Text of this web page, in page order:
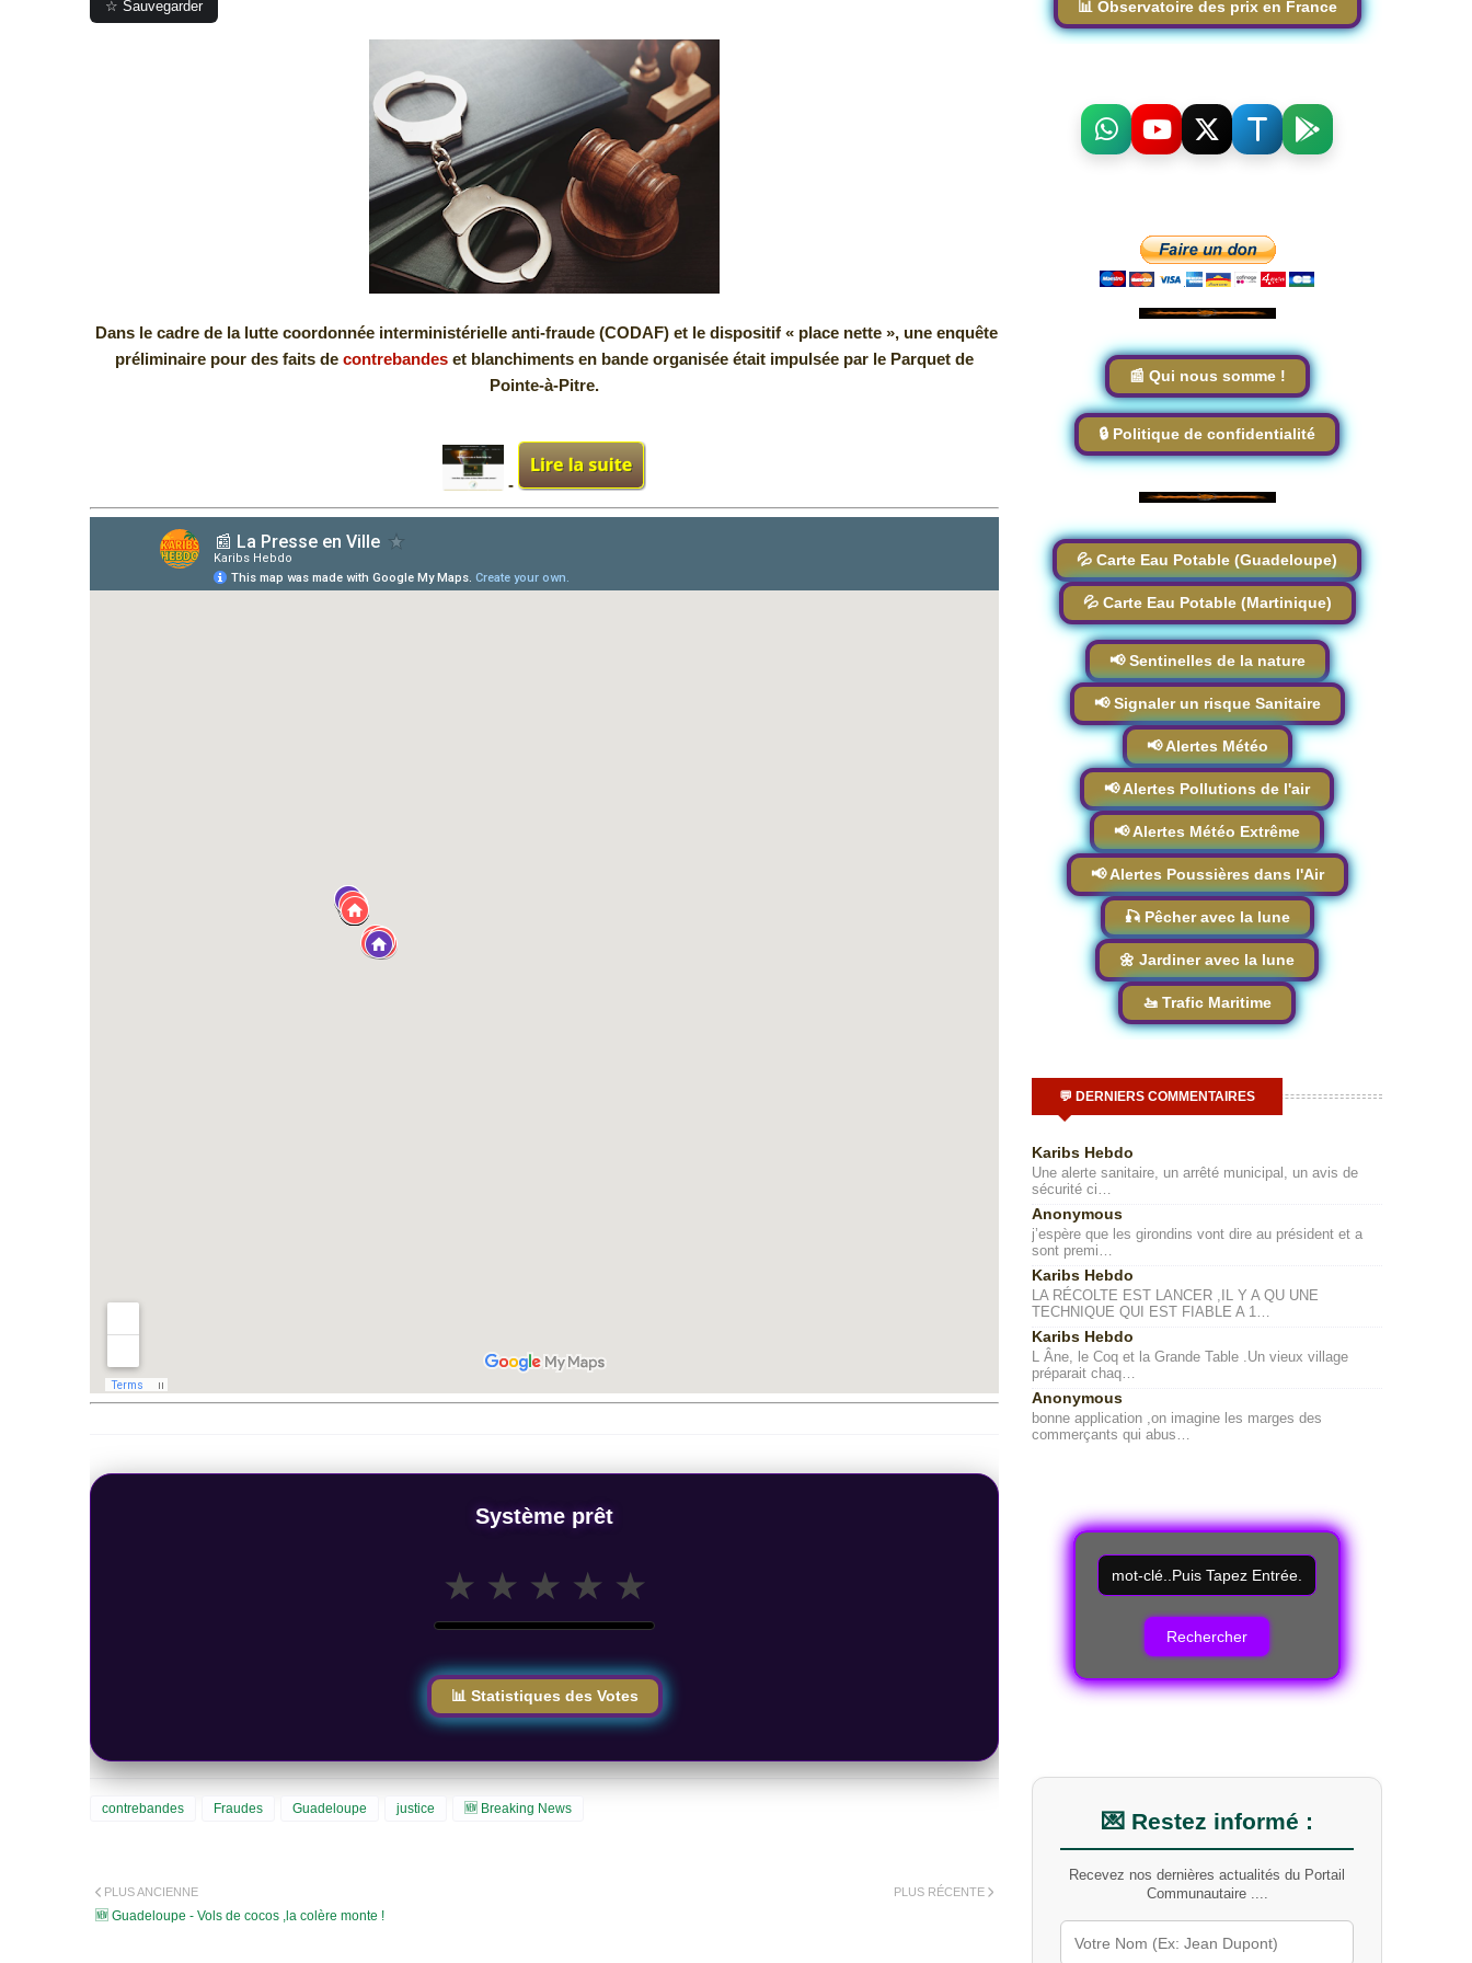
☆ Sauvegarder
Dans le cadre de la lutte coordonnée interministérielle anti-fraude (CODAF) et le dispositif « place nette », une enquête
préliminaire pour des faits de contrebandes et blanchiments en bande organisée était impulsée par le Parquet de
Pointe-à-Pitre.
-
Système prêt
★ ★ ★ ★ ★
📊 Statistiques des Votes
contrebandes Fraudes Guadeloupe justice 🆕 Breaking News
PLUS RÉCENTE
PLUS ANCIENNE
🆕 Guadeloupe - Vols de cocos ,la colère monte !
📊 Observatoire des prix en France
📰 Qui nous somme !
🔒 Politique de confidentialité
💦 Carte Eau Potable (Guadeloupe)
💦 Carte Eau Potable (Martinique)
📢 Sentinelles de la nature
📢 Signaler un risque Sanitaire
📢 Alertes Météo
📢 Alertes Pollutions de l'air
📢 Alertes Météo Extrême
📢 Alertes Poussières dans l'Air
🎣 Pêcher avec la lune
🌼 Jardiner avec la lune
🚤 Trafic Maritime
💬 DERNIERS COMMENTAIRES
Karibs Hebdo
Une alerte sanitaire, un arrêté municipal, un avis de
sécurité ci…
Anonymous
j’espère que les girondins vont dire au président et a
sont premi…
Karibs Hebdo
LA RÉCOLTE EST LANCER ,IL Y A QU UNE
TECHNIQUE QUI EST FIABLE A 1…
Karibs Hebdo
L Âne, le Coq et la Grande Table .Un vieux village
préparait chaq…
Anonymous
bonne application ,on imagine les marges des
commerçants qui abus…
R
e
c
m
o
t
-
l
é
💌 Restez informé :
Recevez nos dernières actualités du Portail
Communautaire ....